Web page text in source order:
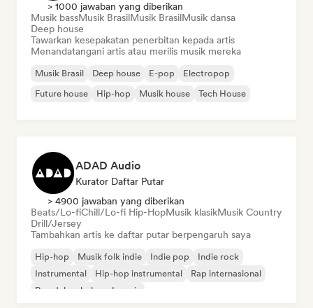
> 1000 jawaban yang diberikan
Musik bassMusik BrasilMusik BrasilMusik dansa
Deep house
Tawarkan kesepakatan penerbitan kepada artis
Menandatangani artis atau merilis musik mereka
Musik Brasil Deep house E-pop
Electropop
Future house
Hip-hop Musik house Tech House
ADAD Audio
Kurator Daftar Putar
> 4900 jawaban yang diberikan
Beats/Lo-fiChill/Lo-fi Hip-HopMusik klasikMusik Country
Drill/Jersey
Tambahkan artis ke daftar putar berpengaruh saya
Hip-hop Musik folk indie Indie pop
Indie rock
Instrumental
Hip-hop instrumental
Rap internasional
Rap dalam bahasa Inggris